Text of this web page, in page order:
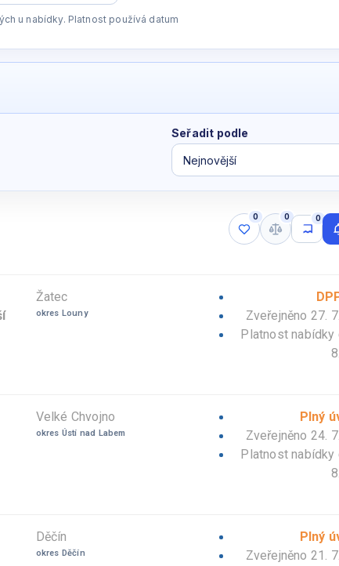
u nabídky. Platnost používá datum
Seřadit podle
Uložené nabídky
0
Porovnat
0
Moje
0
Žatec
okres Louny
Zveřejněno 27.
Platnost nabídky
Velké Chvojno
okres Ústí nad Labem
Plný
Zveřejněno 24.
Platnost nabídky
Děčín
okres Děčín
Plný
Zveřejněno 21.